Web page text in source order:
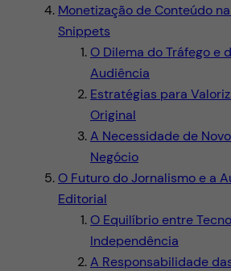
Monetização de Conteúdo
Snippets
O Dilema do Tráfego e
Audiência
Estratégias para
Original
A Necessidade de
Negócio
O Futuro do Jornalismo e a
Editorial
O Equilíbrio entre
Independência
A Responsabilidade